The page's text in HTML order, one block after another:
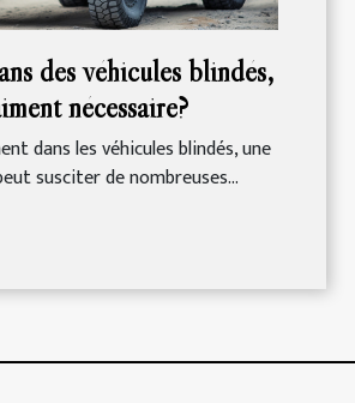
des véhicules blindés,
nécessaire?
dans les véhicules blindés, une
susciter de nombreuses...